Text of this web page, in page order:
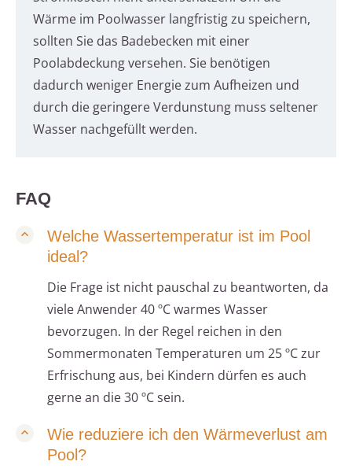
Wärme im Poolwasser langfristig zu speichern,
sollten Sie das Badebecken mit einer
Poolabdeckung versehen. Sie benötigen
dadurch weniger Energie zum Aufheizen und
durch die geringere Verdunstung muss seltener
Wasser nachgefüllt werden.
FAQ
Welche Wassertemperatur ist im Pool
ideal?
Die Frage ist nicht pauschal zu beantworten, da
viele Anwender 40 ºC warmes Wasser
bevorzugen. In der Regel reichen in den
Sommermonaten Temperaturen um 25 ºC zur
Erfrischung aus, bei Kindern dürfen es auch
gerne an die 30 ºC sein.
Wie reduziere ich den Wärmeverlust am
Pool?